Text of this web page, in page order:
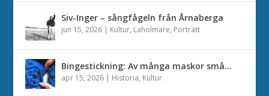
Siv-Inger – sångfågeln från Årnaberga
jun 15, 2026 | Kultur, Laholmare, Porträtt
Bingestickning: Av många maskor små…
apr 15, 2026 | Historia, Kultur